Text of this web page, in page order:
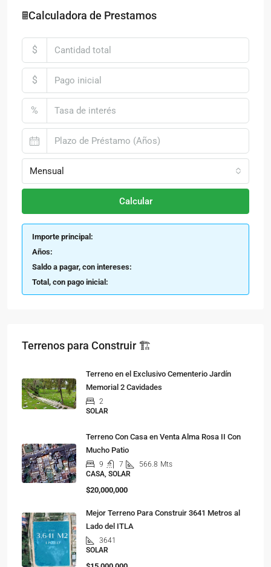
🖩Calculadora de Prestamos
$
$
%
Mensual
Calcular
Importe principal:
Años:
Saldo a pagar, con intereses:
Total, con pago inicial:
Terrenos para Construir 🏗
Terreno en el Exclusivo Cementerio Jardín
Memorial 2 Cavidades
2
SOLAR
Terreno Con Casa en Venta Alma Rosa II Con
Mucho Patio
9 7 566.8 Mts
CASA, SOLAR
$20,000,000
Mejor Terreno Para Construir 3641 Metros al
Lado del ITLA
3641
SOLAR